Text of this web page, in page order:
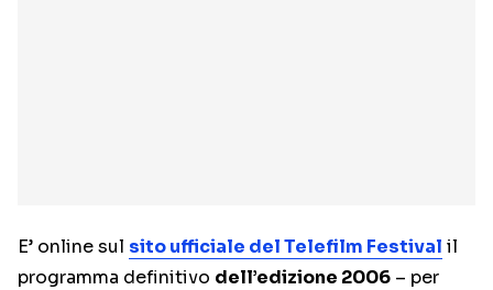
E’ online sul sito ufficiale delTelefilm Festival il
programma definitivo dell’edizione 2006 – per